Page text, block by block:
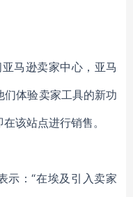
马逊卖家中心，亚马
体验卖家工具的新功
该站点进行销售。
示：“在埃及引入卖家